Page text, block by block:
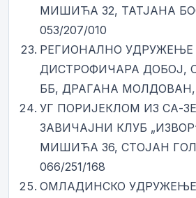
МИШИЋА 32, ТАТЈАНА
053/207/010
РЕГИОНАЛНО УДРУЖЕЊЕ
ДИСТРОФИЧАРА ДОБОЈ,
ББ, ДРАГАНА МОЛДОВАН,
УГ ПОРИЈЕКЛОМ ИЗ СА-
ЗАВИЧАЈНИ КЛУБ
МИШИЋА 36, СТОЈАН
066/251/168
ОМЛАДИНСКО УДРУЖЕЊЕ